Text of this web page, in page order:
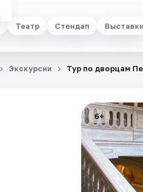
Театр Стендап Выставки
Экскурсии Тур по дворцам
6+